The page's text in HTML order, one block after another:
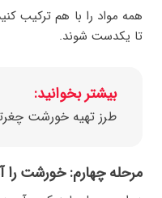
همه مواد را با هم ترکیب
تا یکدست شوند.
بیشتر بخوانید:
طرز تهیه خورشت
مرحله چهارم: خورشت را